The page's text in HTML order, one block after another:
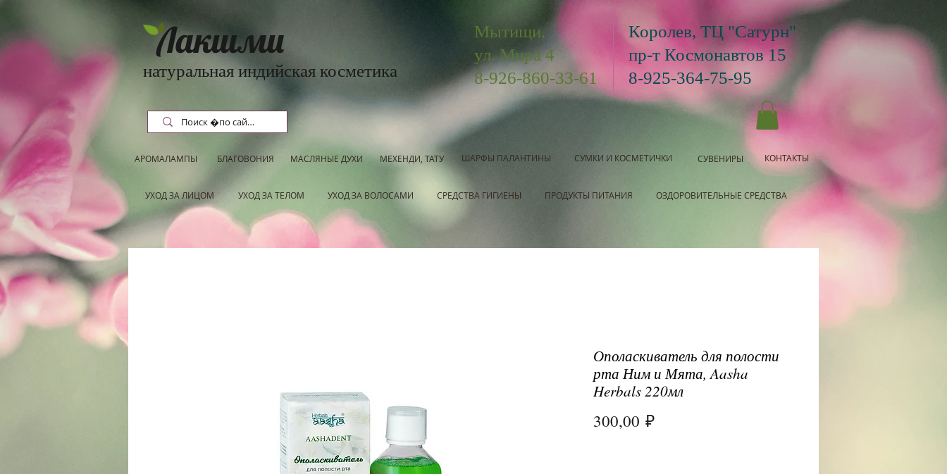
Лакшми
натуральная индийская косметика
Мытищи,
ул. Мира 4
8-926-860-33-61
Королев, ТЦ "Сатурн"
пр-т Космонавтов 15
8-925-364-75-95
АРОМАЛАМПЫ БЛАГОВОНИЯ МАСЛЯНЫЕ ДУХИ МЕХЕНДИ, ТАТУ ШАРФЫ ПАЛАНТИНЫ СУМКИ И КОСМЕТИЧКИ СУВЕНИРЫ КОНТАКТЫ
УХОД ЗА ЛИЦОМ УХОД ЗА ТЕЛОМ УХОД ЗА ВОЛОСАМИ СРЕДСТВА ГИГИЕНЫ ПРОДУКТЫ ПИТАНИЯ ОЗДОРОВИТЕЛЬНЫЕ СРЕДСТВА
Ополаскиватель для полости
рта Ним и Мята, Aasha
Herbals 220мл
300,00 ₽Цена